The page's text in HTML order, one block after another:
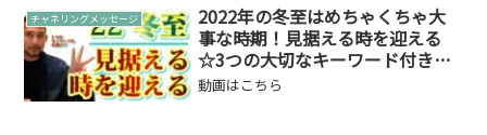
るかと。ぜひ。人にやさしく過ごす人に
やさしく過ごすよ...
チャネリングメッセージ
2022年の冬至はめちゃくちゃ大
事な時期！見据える時を迎える
☆3つの大切なキーワード付き
☆【221222】
動画はこちら